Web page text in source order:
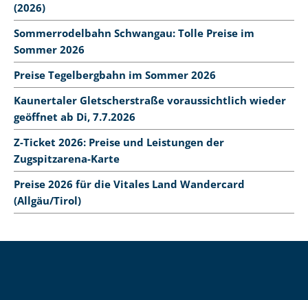
(2026)
Sommerrodelbahn Schwangau: Tolle Preise im
Sommer 2026
Preise Tegelbergbahn im Sommer 2026
Kaunertaler Gletscherstraße voraussichtlich wieder
geöffnet ab Di, 7.7.2026
Z-Ticket 2026: Preise und Leistungen der
Zugspitzarena-Karte
Preise 2026 für die Vitales Land Wandercard
(Allgäu/Tirol)